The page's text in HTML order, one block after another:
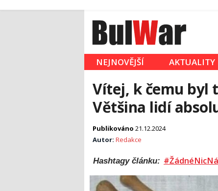
NEJNOVĚJŠÍ AKTUALITY
Vítej, k čemu byl
Většina lidí
Publikováno 21.12.2024
Autor: Redakce
Hashtagy článku: